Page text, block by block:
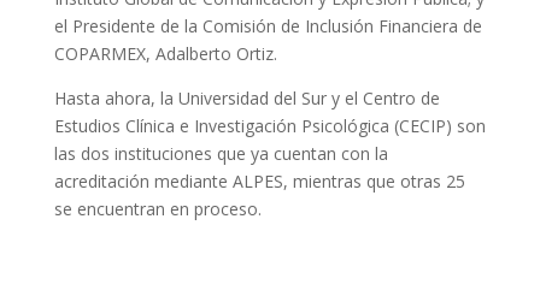
el Presidente de la Comisión de Inclusión Financiera de
COPARMEX, Adalberto Ortiz.
Hasta ahora, la Universidad del Sur y el Centro de
Estudios Clínica e Investigación Psicológica (CECIP) son
las dos instituciones que ya cuentan con la
acreditación mediante ALPES, mientras que otras 25
se encuentran en proceso.